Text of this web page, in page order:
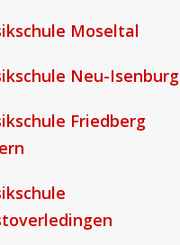
Moseltal
Neu-Isenburg
Friedberg